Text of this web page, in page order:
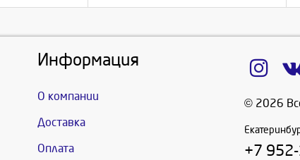
Информация
О компании
Доставка
Оплата
© 2026
+7